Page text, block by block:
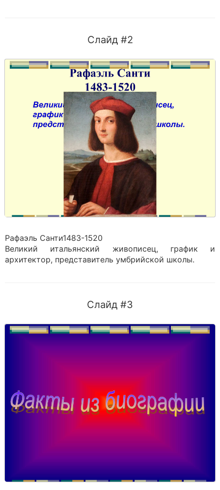
Слайд #2
Рафаэль Санти1483-1520
Великий итальянский живописец, график и
архитектор, представитель умбрийской школы.
Слайд #3